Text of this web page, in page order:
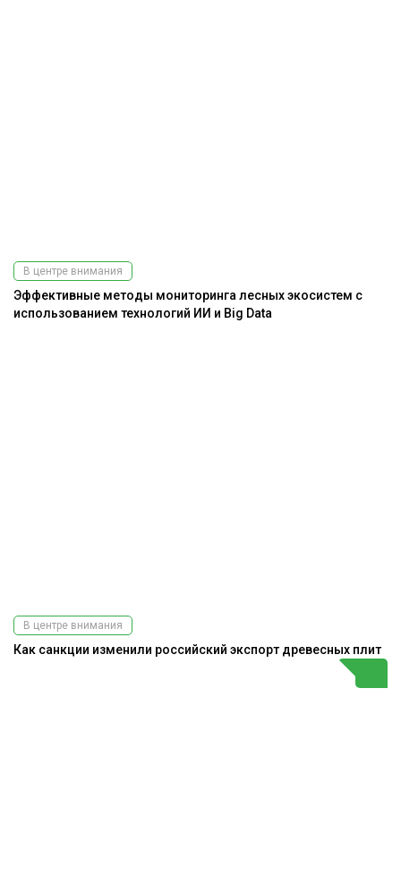
В центре внимания
Эффективные методы мониторинга лесных экосистем с
использованием технологий ИИ и Big Data
В центре внимания
Как санкции изменили российский экспорт древесных плит